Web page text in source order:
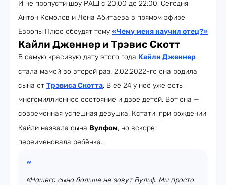
И не пропусти шоу РАШ с 20:00 до 22:00! Сегодня
Антон Комолов и Лена Абитаева в прямом эфире
Европы Плюс обсудят тему «Чему меня научил отец?»
Кайли Дженнер и Трэвис Скотт
В самую красивую дату этого года Кайли Дженнер
стала мамой во второй раз. 2.02.2022-го она родила
сына от Трэвиса Скотта. В её 24 у неё уже есть
многомиллионное состояние и двое детей. Вот она —
современная успешная девушка! Кстати, при рождении
Кайли назвала сына Вулфом, но вскоре
переименовала ребёнка.
«Нашего сына больше не зовут Вульф. Мы просто